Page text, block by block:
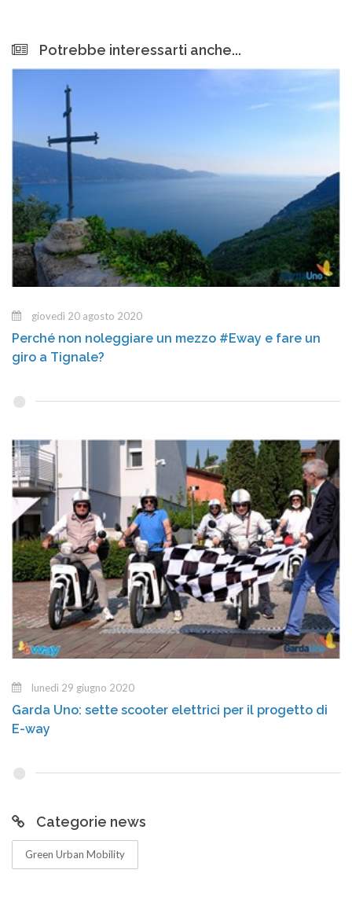
Potrebbe interessarti anche...
giovedì 20 agosto 2020
Perché non noleggiare un mezzo #Eway e fare un
giro a Tignale?
lunedì 29 giugno 2020
Garda Uno: sette scooter elettrici per il progetto di
E-way
Categorie news
Green Urban Mobility